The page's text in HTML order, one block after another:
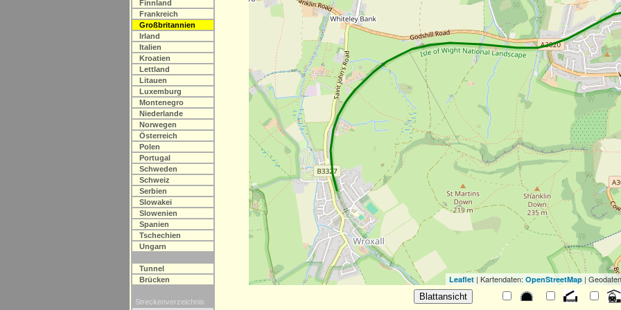
Finnland
Frankreich
Großbritannien
Irland
Italien
Kroatien
Lettland
Litauen
Luxemburg
Montenegro
Niederlande
Norwegen
Österreich
Polen
Portugal
Schweden
Schweiz
Serbien
Slowakei
Slowenien
Spanien
Tschechien
Ungarn
Tunnel
Brücken
Streckenverzeichnis
Leaflet| Kartendaten: OpenStreetMap|